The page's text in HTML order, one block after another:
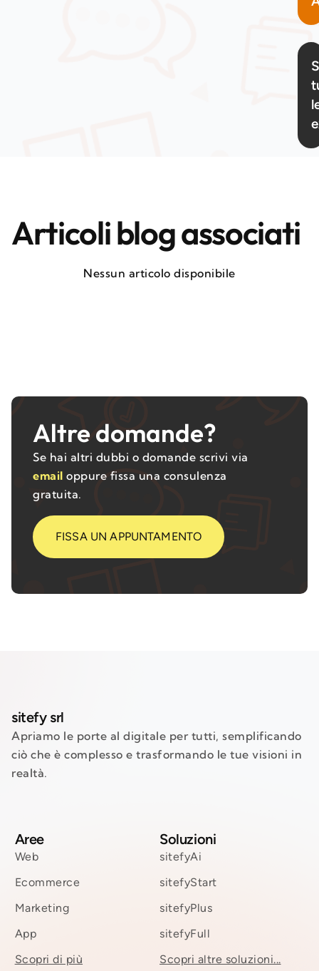
Articoli blog associati
Nessun articolo disponibile
Altre domande?
Se hai altri dubbi o domande scrivi via
email oppure fissa una consulenza
gratuita.
FISSA UN APPUNTAMENTO
sitefy srl
Apriamo le porte al digitale per tutti, semplificando
ciò che è complesso e trasformando le tue visioni in
realtà.
Aree
Web
Ecommerce
Marketing
App
Scopri di più
Soluzioni
sitefyAi
sitefyStart
sitefyPlus
sitefyFull
Scopri altre soluzioni...